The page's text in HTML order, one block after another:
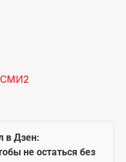
СМИ2
в Дзен:
не остаться без